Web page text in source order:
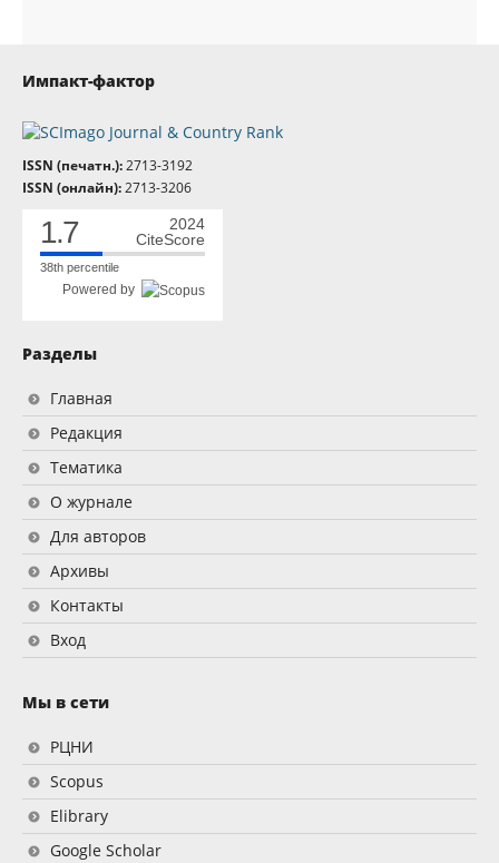
Импакт-фактор
ISSN (печатн.):2713-3192
ISSN (онлайн):2713-3206
1.7
2024
CiteScore
38th percentile
Powered by
Разделы
Главная
Редакция
Тематика
О журнале
Для авторов
Архивы
Контакты
Вход
Мы в сети
РЦНИ
Scopus
Elibrary
Google Scholar